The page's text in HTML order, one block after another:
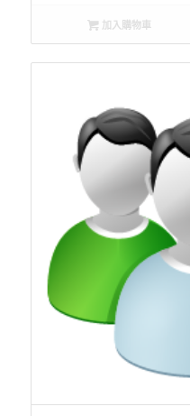
加入購物車